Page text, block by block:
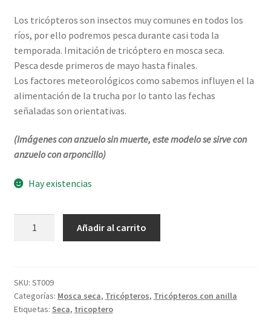
Los tricópteros son insectos muy comunes en todos los
ríos, por ello podremos pesca durante casi toda la
temporada. Imitación de tricóptero en mosca seca.
Pesca desde primeros de mayo hasta finales.
Los factores meteorológicos como sabemos influyen el la
alimentación de la trucha por lo tanto las fechas
señaladas son orientativas.
(Imágenes con anzuelo sin muerte, este modelo se sirve con
anzuelo con arponcillo)
Hay existencias
cantidad
Añadir al carrito
SKU: ST009
Categorías: Mosca seca, Tricópteros, Tricópteros con anilla
Etiquetas: Seca, tricoptero